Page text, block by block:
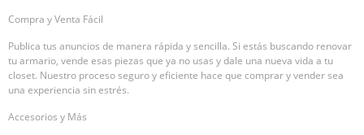
Compra y Venta Fácil
Publica tus anuncios de manera rápida y sencilla. Si estás buscando renovar
tu armario, vende esas piezas que ya no usas y dale una nueva vida a tu
closet. Nuestro proceso seguro y eficiente hace que comprar y vender sea
una experiencia sin estrés.
Accesorios y Más